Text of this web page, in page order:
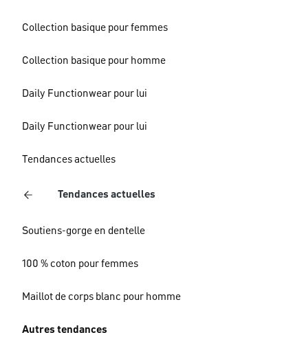
Collection basique pour femmes
Collection basique pour homme
Daily Functionwear pour lui
Daily Functionwear pour lui
Tendances actuelles
Tendances actuelles
Soutiens-gorge en dentelle
100 % coton pour femmes
Maillot de corps blanc pour homme
Autres tendances